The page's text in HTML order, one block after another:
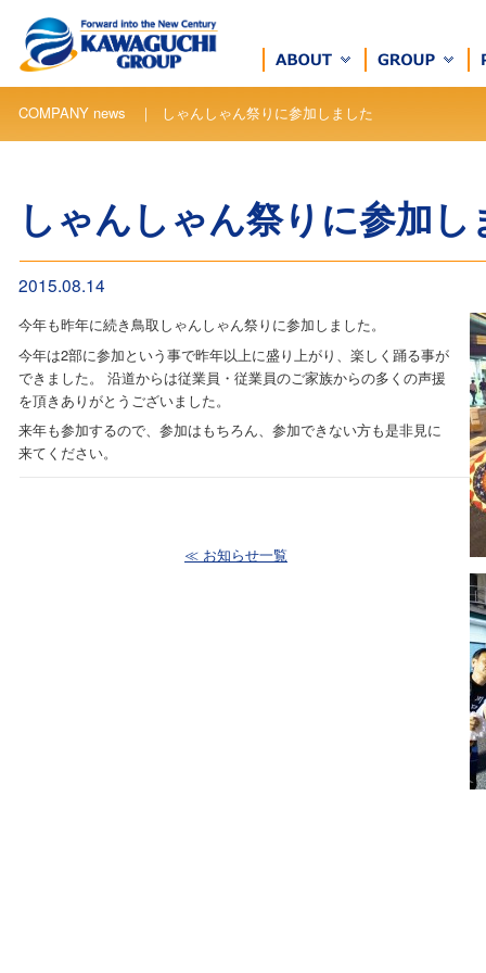
COMPANY news ｜ しゃんしゃん祭りに参加しました
しゃんしゃん祭りに参加し
2015.08.14
今年も昨年に続き鳥取しゃんしゃん祭りに参加しました。
今年は2部に参加という事で昨年以上に盛り上がり、楽しく踊る事が
できました。 沿道からは従業員・従業員のご家族からの多くの声援
を頂きありがとうございました。
来年も参加するので、参加はもちろん、参加できない方も是非見に
来てください。
≪ お知らせ一覧